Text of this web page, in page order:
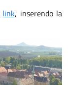
link, inserendo la